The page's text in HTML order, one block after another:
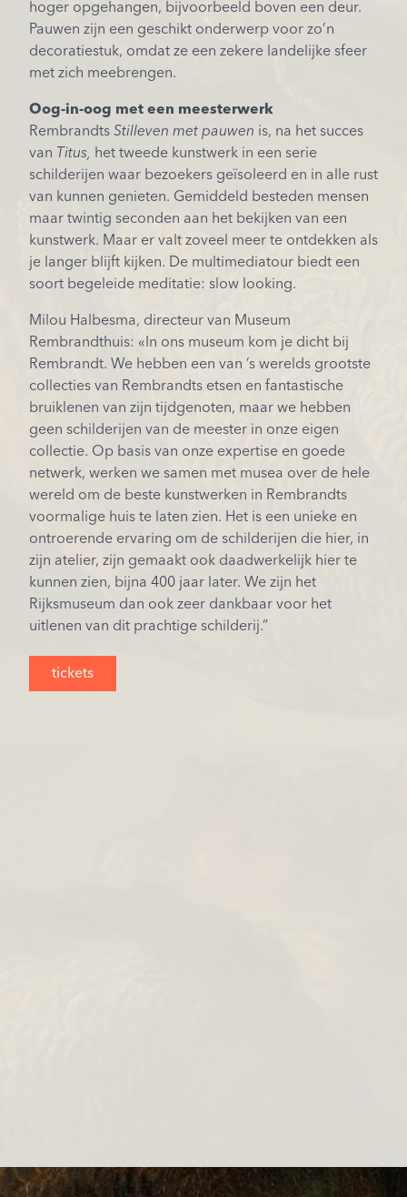
hoger opgehangen, bijvoorbeeld boven een deur.
Pauwen zijn een geschikt onderwerp voor zo’n
decoratiestuk, omdat ze een zekere landelijke sfeer
met zich meebrengen.
Oog-in-oog met een meesterwerk
Rembrandts Stilleven met pauwen is, na het succes
van Titus, het tweede kunstwerk in een serie
schilderijen waar bezoekers geïsoleerd en in alle rust
van kunnen genieten. Gemiddeld besteden mensen
maar twintig seconden aan het bekijken van een
kunstwerk. Maar er valt zoveel meer te ontdekken als
je langer blijft kijken. De multimediatour biedt een
soort begeleide meditatie: slow looking.
Milou Halbesma, directeur van Museum
Rembrandthuis: «In ons museum kom je dicht bij
Rembrandt. We hebben een van ’s werelds grootste
collecties van Rembrandts etsen en fantastische
bruiklenen van zijn tijdgenoten, maar we hebben
geen schilderijen van de meester in onze eigen
collectie. Op basis van onze expertise en goede
netwerk, werken we samen met musea over de hele
wereld om de beste kunstwerken in Rembrandts
voormalige huis te laten zien. Het is een unieke en
ontroerende ervaring om de schilderijen die hier, in
zijn atelier, zijn gemaakt ook daadwerkelijk hier te
kunnen zien, bijna 400 jaar later. We zijn het
Rijksmuseum dan ook zeer dankbaar voor het
uitlenen van dit prachtige schilderij.”
tickets